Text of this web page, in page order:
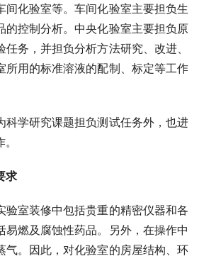
间化验室等。车间化验室主要担负生
的控制分析。中央化验室主要担负原
务，并担负分析方法研究、改进、
所用的标准溶液的配制、标定等工作
科学研究课题担负测试任务外，也进
求
验室装修中包括贵重的精密仪器和各
易燃及腐蚀性药品。另外，在操作中
气。因此，对化验室的房屋结构、环